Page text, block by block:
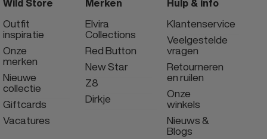
Outfit
inspiratie
Onze
merken
Nieuwe
collectie
Giftcards
Vacatures
Elvira
Collections
Red Button
New Star
Z8
Dirkje
Klantenservice
Veelgestelde
vragen
Retourneren
en ruilen
Onze
winkels
Nieuws &
Blogs